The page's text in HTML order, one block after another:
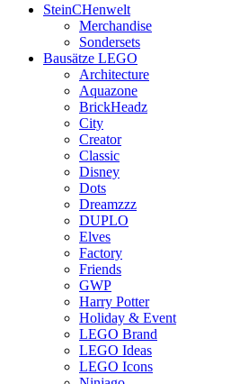
SteinCHenwelt
Merchandise
Sondersets
Bausätze LEGO
Architecture
Aquazone
BrickHeadz
City
Creator
Classic
Disney
Dots
Dreamzzz
DUPLO
Elves
Factory
Friends
GWP
Harry Potter
Holiday & Event
LEGO Brand
LEGO Ideas
LEGO Icons